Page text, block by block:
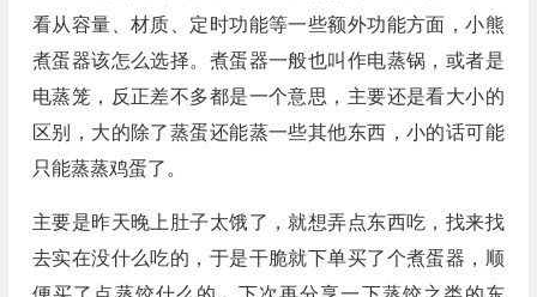
看从容量、材质、定时功能等一些额外功能方面，小熊
煮蛋器该怎么选择。煮蛋器一般也叫作电蒸锅，或者是
电蒸笼，反正差不多都是一个意思，主要还是看大小的
区别，大的除了蒸蛋还能蒸一些其他东西，小的话可能
只能蒸蒸鸡蛋了。
主要是昨天晚上肚子太饿了，就想弄点东西吃，找来找
去实在没什么吃的，于是干脆就下单买了个煮蛋器，顺